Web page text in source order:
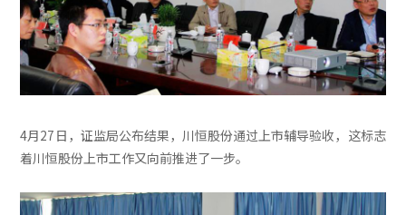
4月27日，证监局公布结果，川恒股份通过上市辅导验收，这标志
着川恒股份上市工作又向前推进了一步。